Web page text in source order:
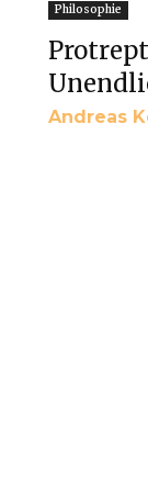
Philosophie
Andreas